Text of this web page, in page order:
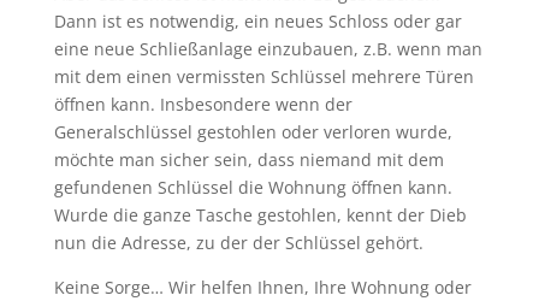
Dann ist es notwendig, ein neues Schloss oder gar
eine neue Schließanlage einzubauen, z.B. wenn man
mit dem einen vermissten Schlüssel mehrere Türen
öffnen kann. Insbesondere wenn der
Generalschlüssel gestohlen oder verloren wurde,
möchte man sicher sein, dass niemand mit dem
gefundenen Schlüssel die Wohnung öffnen kann.
Wurde die ganze Tasche gestohlen, kennt der Dieb
nun die Adresse, zu der der Schlüssel gehört.
Keine Sorge… Wir helfen Ihnen, Ihre Wohnung oder